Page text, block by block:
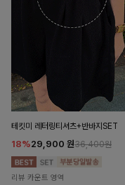
테킷미 레터링티셔츠+반바지SET
18%29,900 원36,400원
리뷰 카운트 영역